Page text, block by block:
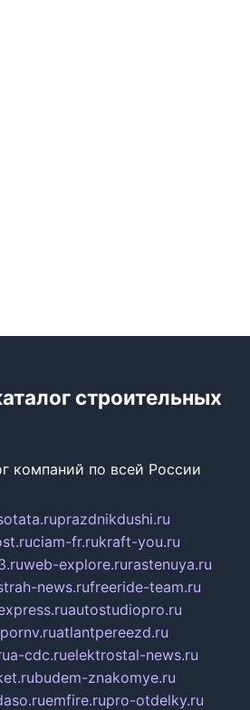
строительных
компаний по всей России
prazdnikdushi.ru
ciam-fr.rukraft-you.ru
web-explore.rurastenuya.ru
news.rufreeride-team.ru
autostudiopro.ru
pornv.ruatlantpereezd.ru
a-cdc.ruelektrostal-news.ru
budem-znakomye.ru
emfire.rupro-otdelky.ru